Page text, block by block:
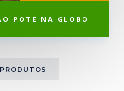
POTE NA GLOBO